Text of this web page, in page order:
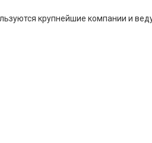
крупнейшие компании и